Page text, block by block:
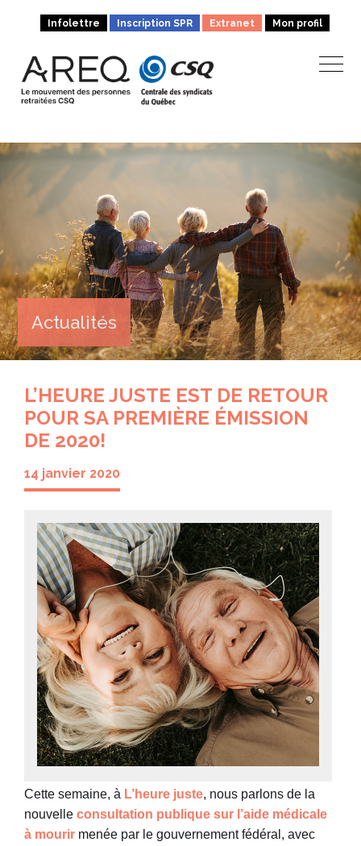
Infolettre Inscription SPR Extranet Mon profil
Actualités
L’HEURE JUSTE EST DE RETOUR
POUR SA PREMIÈRE ÉMISSION
DE 2020!
14 janvier 2020
Cette semaine, à L’heure juste, nous parlons de la
nouvelle consultation publique sur l’aide médicale
à mourir menée par le gouvernement fédéral, avec